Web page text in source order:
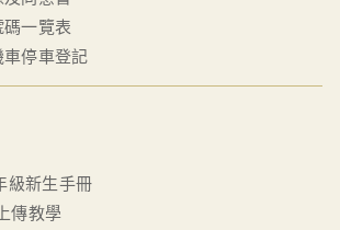
一覽表
停車登記
級新生手冊
傳教學